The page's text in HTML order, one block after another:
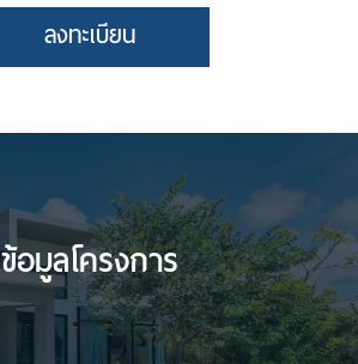
ลงทะเบียน
ข้อมูลโครงการ